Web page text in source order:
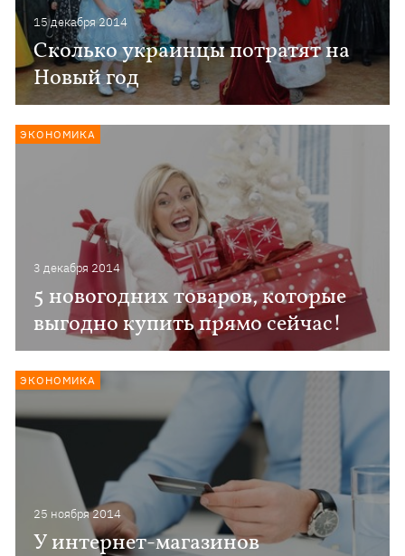
15 декабря 2014
Сколько украинцы потратят на
Новый год
3 декабря 2014
5 новогодних товаров, которые
выгодно купить прямо сейчас!
ЭКОНОМИКА
25 ноября 2014
У интернет-магазинов
ЭКОНОМИКА